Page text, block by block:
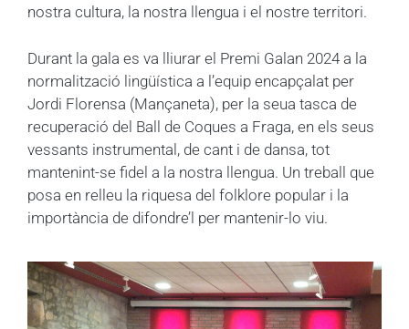
nostra cultura, la nostra llengua i el nostre territori.
Durant la gala es va lliurar el Premi Galan 2024 a la
normalització lingüística a l’equip encapçalat per
Jordi Florensa (Mançaneta), per la seua tasca de
recuperació del Ball de Coques a Fraga, en els seus
vessants instrumental, de cant i de dansa, tot
mantenint-se fidel a la nostra llengua. Un treball que
posa en relleu la riquesa del folklore popular i la
importància de difondre’l per mantenir-lo viu.